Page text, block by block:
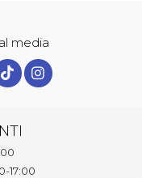
media
17:00